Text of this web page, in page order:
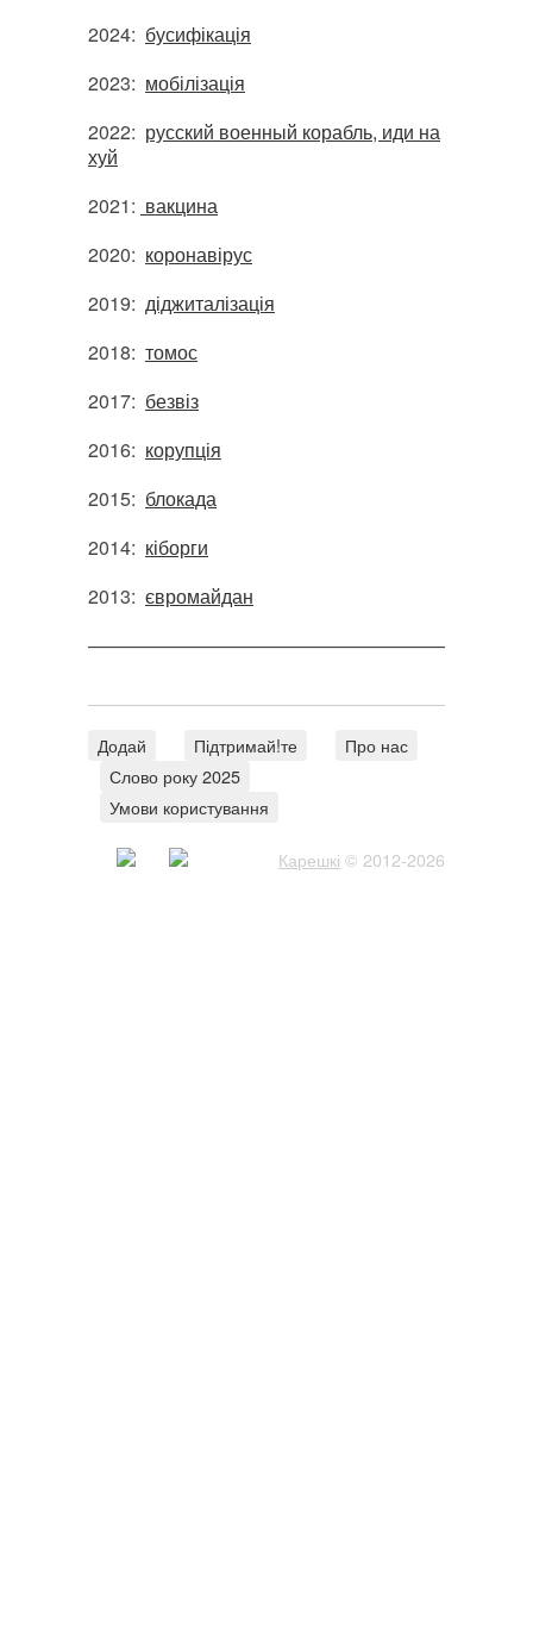
2024: бусифікація
2023: мобілізація
2022: русский военный корабль, иди на
хуй
2021: вакцина
2020: коронавірус
2019: діджиталізація
2018: томос
2017: безвіз
2016: корупція
2015: блокада
2014: кіборги
2013: євромайдан
Додай Підтримай!те
Про нас
Слово року 2025
Умови користування
Карешкі © 2012-2026